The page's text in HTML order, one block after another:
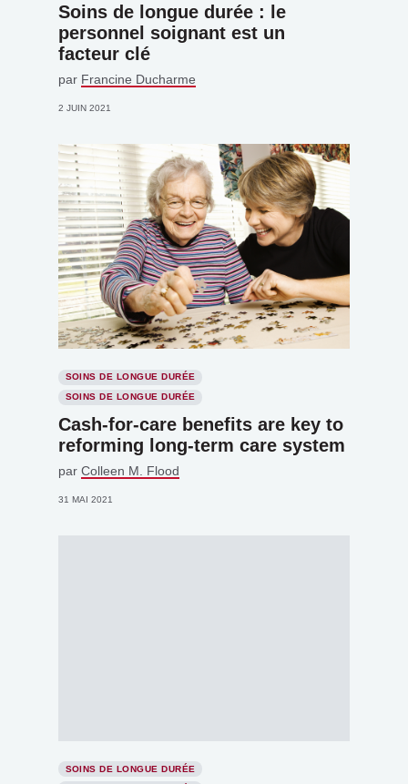
Soins de longue durée : le
personnel soignant est un
facteur clé
par Francine Ducharme
2 JUIN 2021
SOINS DE LONGUE DURÉE
SOINS DE LONGUE DURÉE
Cash-for-care benefits are key to
reforming long-term care system
par Colleen M. Flood
31 MAI 2021
SOINS DE LONGUE DURÉE